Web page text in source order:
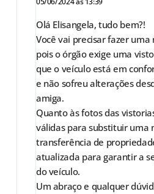
Olá Elisangela, tudo bem?!
Você vai precisar fazer
pois o órgão exige uma
que o veículo está em
e não sofreu alterações
amiga.
Quanto às fotos das
válidas para substituir uma
transferência de
atualizada para garantir a
do veículo.
Um abraço e qualquer